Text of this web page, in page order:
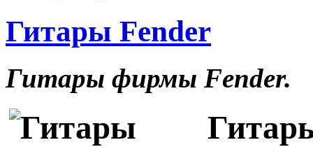
Гитары Fender
Гитары фирмы Fender.